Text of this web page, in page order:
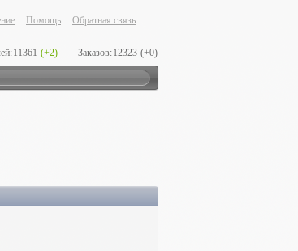
Помощь Обратная связь
11361 (+2) Заказов:12323 (+0)